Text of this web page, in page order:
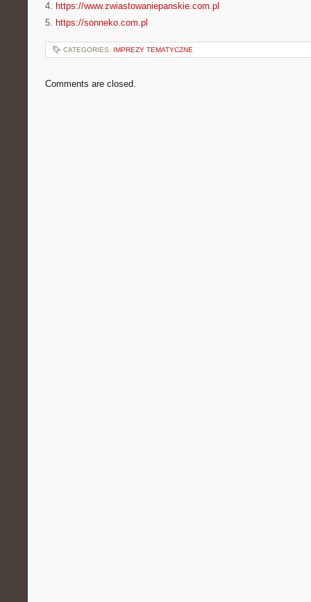
4. https://www.zwiastowaniepanskie.com.pl
5. https://sonneko.com.pl
CATEGORIES: IMPREZY TEMATYCZNE
Comments are closed.